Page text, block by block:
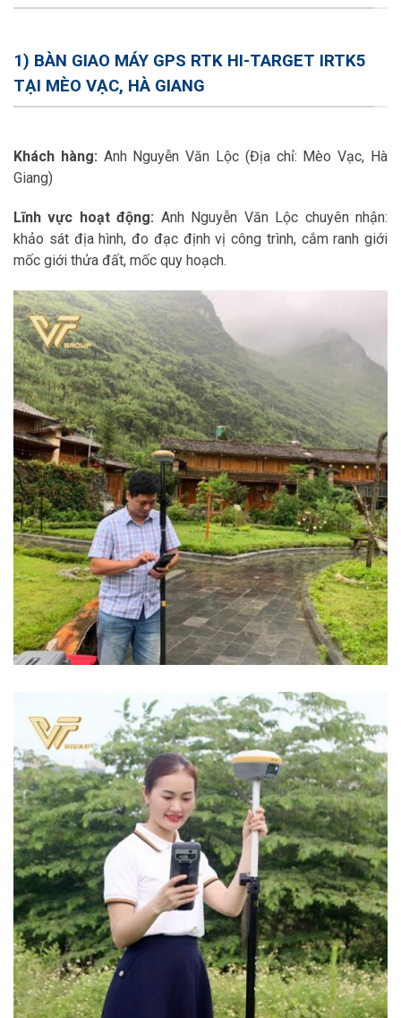
1) BÀN GIAO MÁY GPS RTK HI-TARGET IRTK5
TẠI MÈO VẠC, HÀ GIANG
Khách hàng: Anh Nguyễn Văn Lộc (Địa chỉ: Mèo Vạc, Hà
Giang)
Lĩnh vực hoạt động: Anh Nguyễn Văn Lộc chuyên nhận:
khảo sát địa hình, đo đạc định vị công trình, cắm ranh giới
mốc giới thửa đất, mốc quy hoạch.